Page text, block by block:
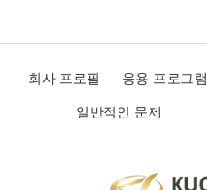
회사 프로필 응용 프로그램
일반적인 문제